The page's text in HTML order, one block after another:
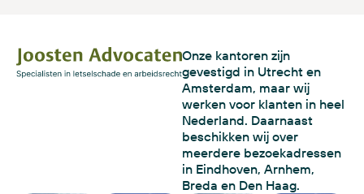
Onze kantoren zijn
gevestigd in Utrecht en
Amsterdam, maar wij
werken voor klanten in heel
Nederland. Daarnaast
beschikken wij over
meerdere bezoekadressen
in Eindhoven, Arnhem,
Breda en Den Haag.